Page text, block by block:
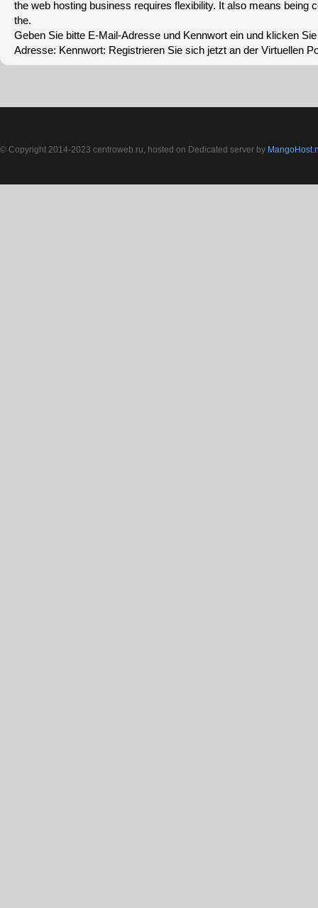
the web hosting business requires flexibility. It also means being
the.
Geben Sie bitte E-Mail-Adresse und Kennwort ein und klicken
Adresse: Kennwort: Registrieren Sie sich jetzt an der Virtuellen
© Copyright 2014-2023 centroweb.ru, hosted on Dedicated server by